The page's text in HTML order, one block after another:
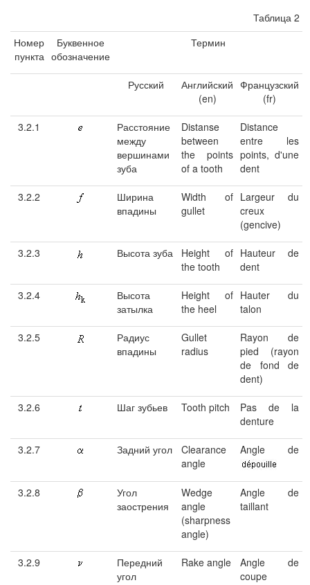
Таблица 2
Номер
пункта
Буквенное
обозначение
Термин
Русский
Английский
(en)
Французский
(fr)
3.2.1
Расстояние
между
вершинами
зуба
Distanse
between
the points
of a tooth
Distance
entre les
points, d'une
dent
3.2.2
Ширина
впадины
Width of
gullet
Largeur du
creux
(gencive)
3.2.3 Высота зуба
Height of
the tooth
Hauteur de
dent
3.2.4
Высота
затылка
Height of
the heel
Hauter du
talon
3.2.5
Радиус
впадины
Gullet
radius
Rayon de
pied (rayon
de fond de
dent)
3.2.6 Шаг зубьев Tooth pitch
Pas de la
denture
3.2.7 Задний угол
Clearance
angle
Angle de
3.2.8
Угол
заострения
Wedge
angle
(sharpness
angle)
Angle de
taillant
3.2.9
Передний
угол
Rake angle
Angle de
coupe